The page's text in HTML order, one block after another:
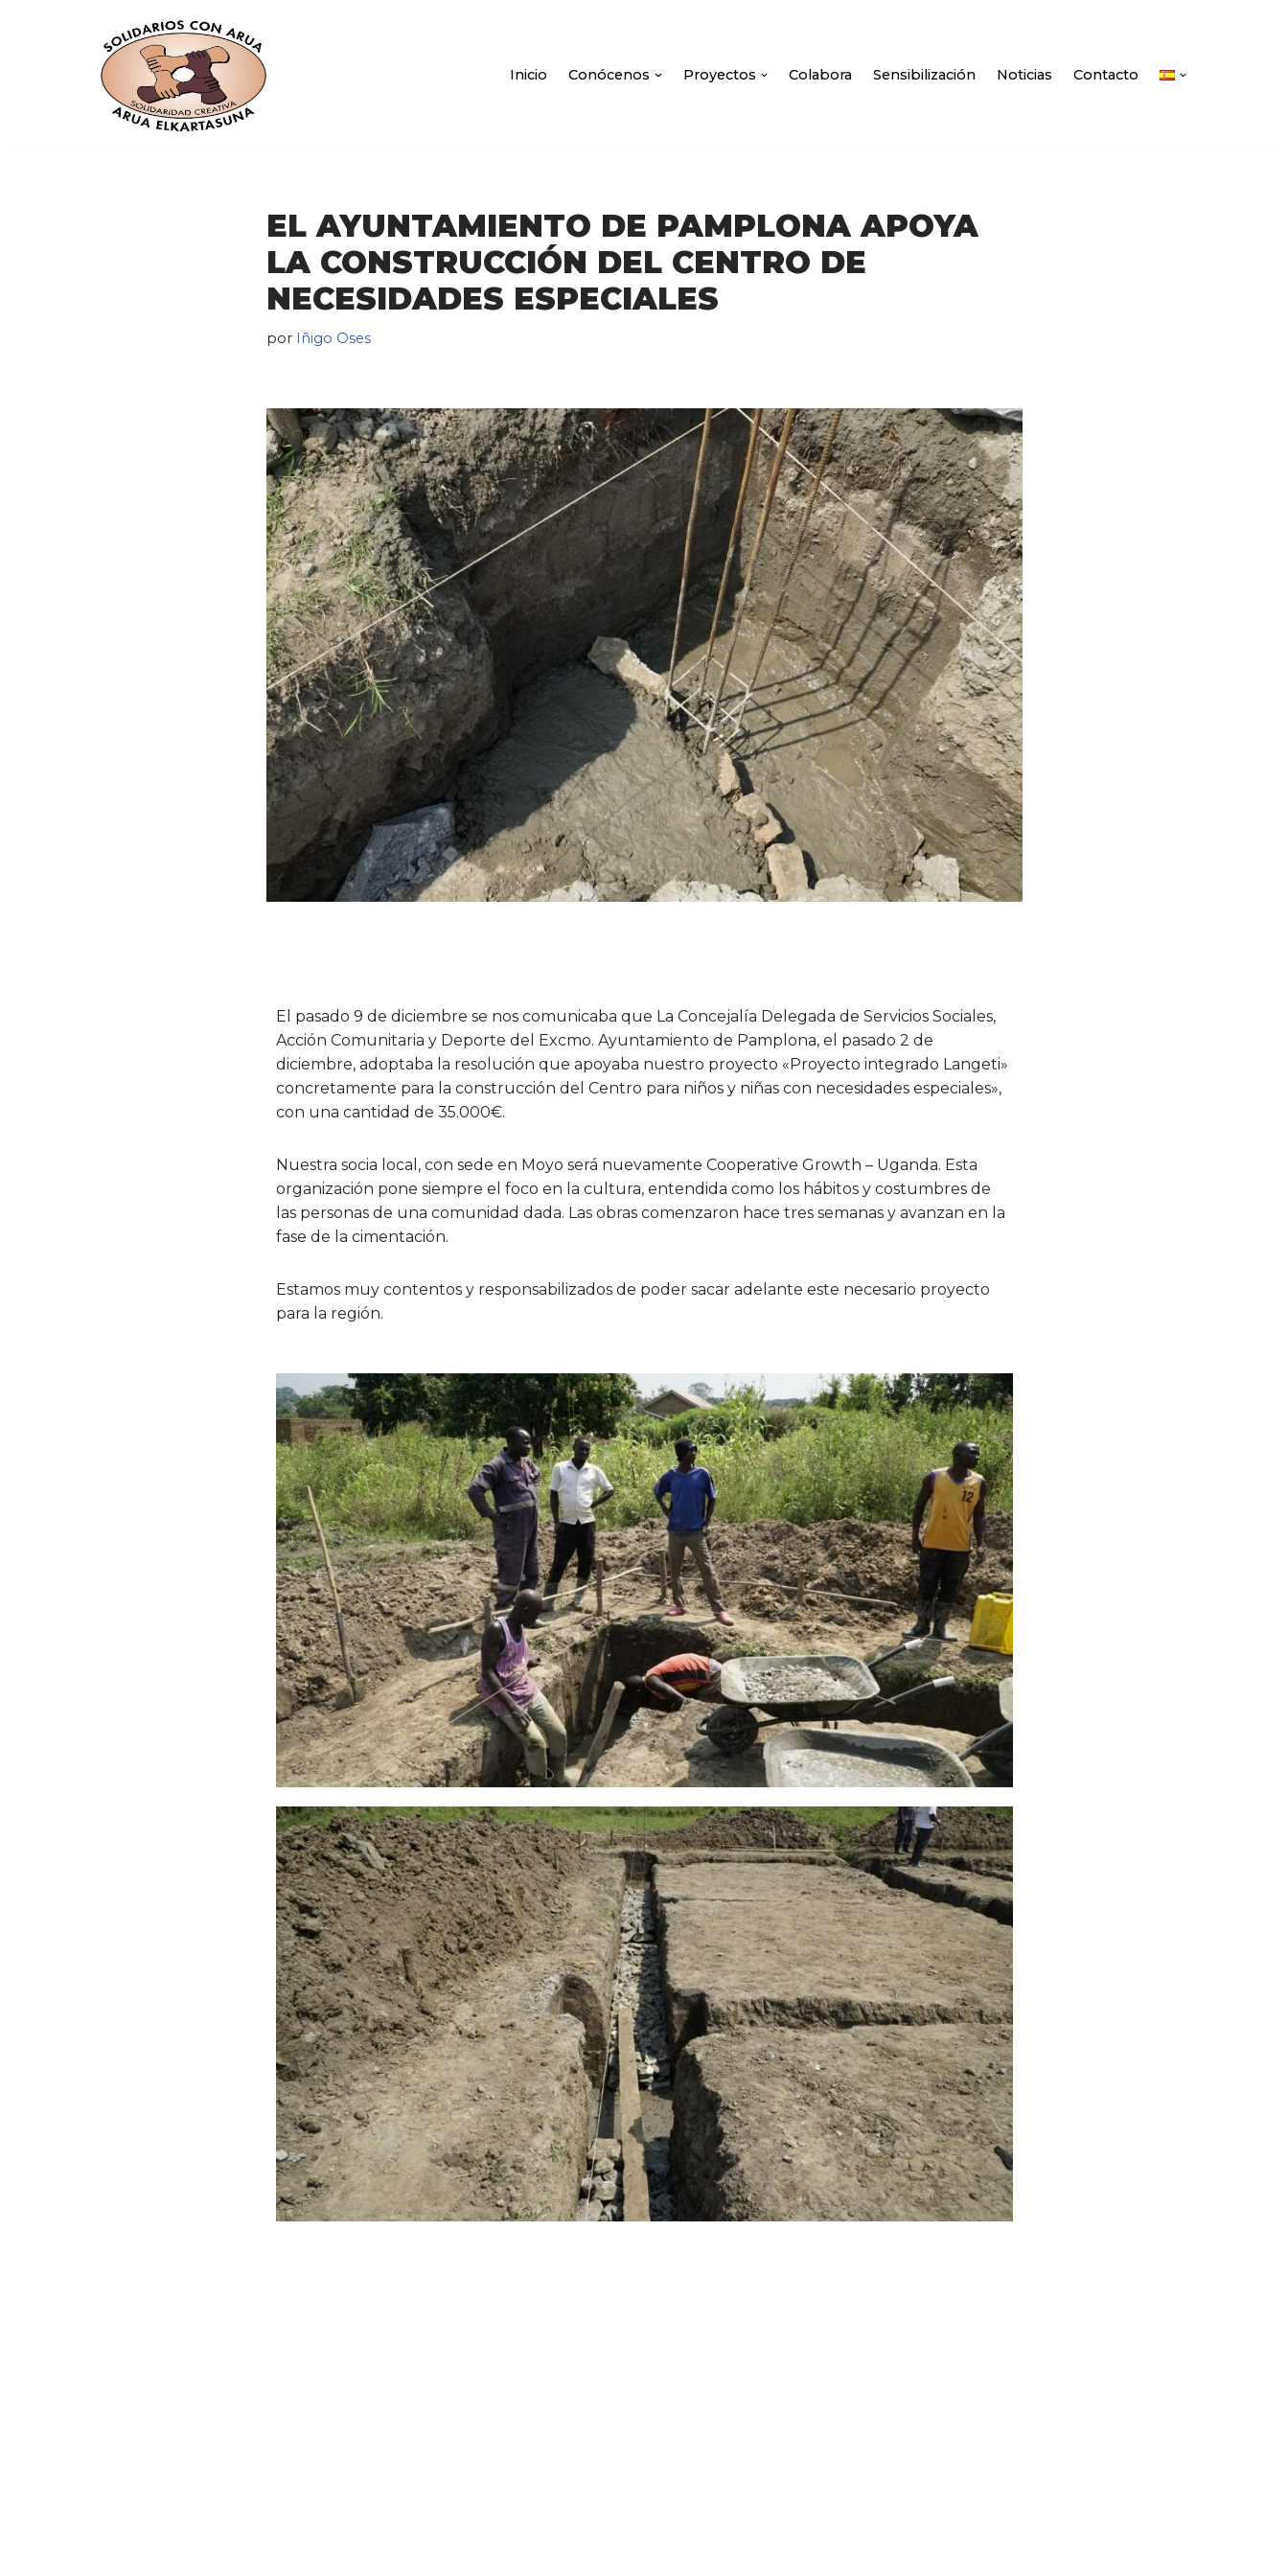
Inicio Conócenos Proyectos Colabora Sensibilización Noticias Contacto
EL AYUNTAMIENTO DE PAMPLONA APOYA
LA CONSTRUCCIÓN DEL CENTRO DE
NECESIDADES ESPECIALES
por Iñigo Oses
El pasado 9 de diciembre se nos comunicaba que La Concejalía Delegada de Servicios Sociales,
Acción Comunitaria y Deporte del Excmo. Ayuntamiento de Pamplona, el pasado 2 de
diciembre, adoptaba la resolución que apoyaba nuestro proyecto «Proyecto integrado Langeti»
concretamente para la construcción del Centro para niños y niñas con necesidades especiales»,
con una cantidad de 35.000€.
Nuestra socia local, con sede en Moyo será nuevamente Cooperative Growth – Uganda. Esta
organización pone siempre el foco en la cultura, entendida como los hábitos y costumbres de
las personas de una comunidad dada. Las obras comenzaron hace tres semanas y avanzan en la
fase de la cimentación.
Estamos muy contentos y responsabilizados de poder sacar adelante este necesario proyecto
para la región.